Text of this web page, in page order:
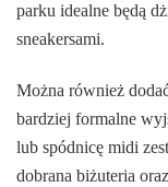
parku idealne będą
sneakersami.
Można również
bardziej formalne
lub spódnicę midi
dobrana biżuteria